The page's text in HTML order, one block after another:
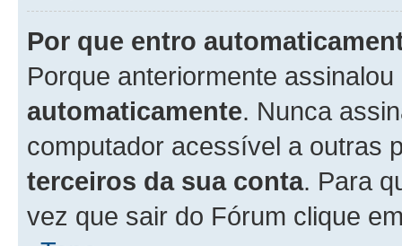
Por que entro
Porque anteriormente
automaticamente. Nunca
computador acessível a outras
terceiros da sua conta. Para
vez que sair do Fórum clique